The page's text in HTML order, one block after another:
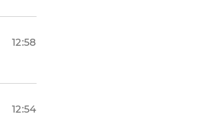
12:58
12:54